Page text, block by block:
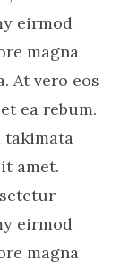
eirmod
magna
At vero eos
ea rebum.
takimata
amet.
eirmod
magna